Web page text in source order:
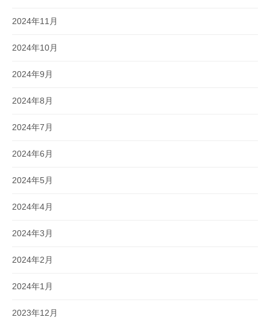
2024年11月
2024年10月
2024年9月
2024年8月
2024年7月
2024年6月
2024年5月
2024年4月
2024年3月
2024年2月
2024年1月
2023年12月